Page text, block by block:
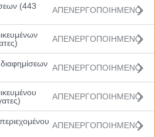
(443
ΑΠΕΝΕΡΓΟΠΟΙΗΜΕΝΟ
ΑΠΕΝΕΡΓΟΠΟΙΗΜΕΝΟ
ΑΠΕΝΕΡΓΟΠΟΙΗΜΕΝΟ
ΑΠΕΝΕΡΓΟΠΟΙΗΜΕΝΟ
ΑΠΕΝΕΡΓΟΠΟΙΗΜΕΝΟ